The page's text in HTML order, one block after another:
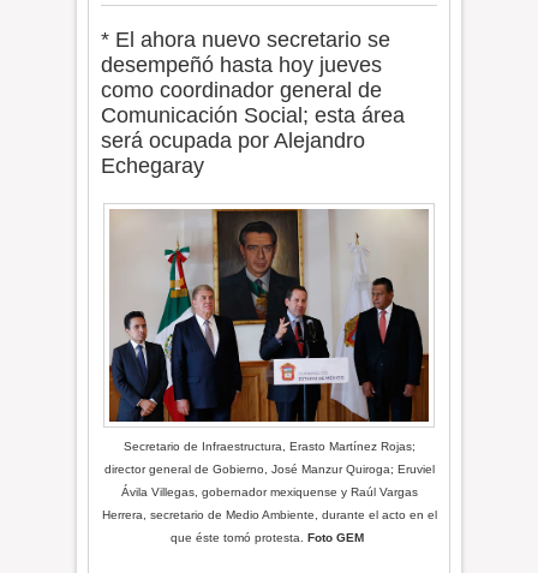
* El ahora nuevo secretario se
desempeñó hasta hoy jueves
como coordinador general de
Comunicación Social; esta área
será ocupada por Alejandro
Echegaray
Secretario de Infraestructura, Erasto Martínez Rojas;
director general de Gobierno, José Manzur Quiroga; Eruviel
Ávila Villegas, gobernador mexiquense y Raúl Vargas
Herrera, secretario de Medio Ambiente, durante el acto en el
que éste tomó protesta. Foto GEM